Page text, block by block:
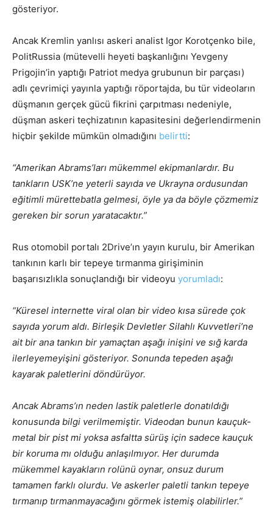
gösteriyor.
Ancak Kremlin yanlısı askeri analist Igor Korotçenko bile,
PolitRussia (mütevelli heyeti başkanlığını Yevgeny
Prigojin’in yaptığı Patriot medya grubunun bir parçası)
adlı çevrimiçi yayınla yaptığı röportajda, bu tür videoların
düşmanın gerçek gücü fikrini çarpıtması nedeniyle,
düşman askeri teçhizatının kapasitesini değerlendirmenin
hiçbir şekilde mümkün olmadığını belirtti:
“Amerikan Abrams’ları mükemmel ekipmanlardır. Bu
tankların USK’ne yeterli sayıda ve Ukrayna ordusundan
eğitimli mürettebatla gelmesi, öyle ya da böyle çözmemiz
gereken bir sorun yaratacaktır.”
Rus otomobil portalı 2Drive’ın yayın kurulu, bir Amerikan
tankının karlı bir tepeye tırmanma girişiminin
başarısızlıkla sonuçlandığı bir videoyu yorumladı:
“Küresel internette viral olan bir video kısa sürede çok
sayıda yorum aldı. Birleşik Devletler Silahlı Kuvvetleri’ne
ait bir ana tankın bir yamaçtan aşağı inişini ve sığ karda
ilerleyemeyişini gösteriyor. Sonunda tepeden aşağı
kayarak paletlerini döndürüyor.
Ancak Abrams’ın neden lastik paletlerle donatıldığı
konusunda bilgi verilmemiştir. Videodan bunun kauçuk-
metal bir pist mi yoksa asfaltta sürüş için sadece kauçuk
bir koruma mı olduğu anlaşılmıyor. Her durumda
mükemmel kayakların rolünü oynar, onsuz durum
tamamen farklı olurdu. Ve askerler paletli tankın tepeye
tırmanıp tırmanmayacağını görmek istemiş olabilirler.”